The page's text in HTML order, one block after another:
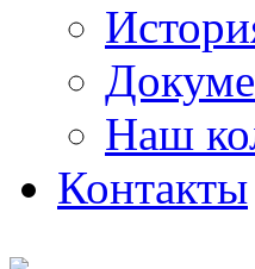
Наш
Контакты